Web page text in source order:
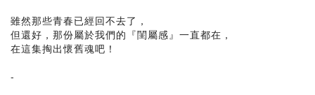
雖然那些青春已經回不去了，
但還好，那份屬於我們的『閨屬感』一直都在，
在這集掏出懷舊魂吧！
-